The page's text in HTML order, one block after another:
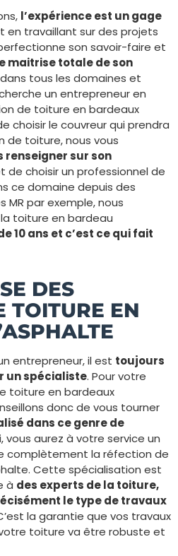
l’expérience est un gage
en travaillant sur des projets
son savoir-faire et
maitrise totale de son
tous les domaines et
un entrepreneur en
de toiture en bardeaux
choisir le couvreur qui prendra
de toiture, nous vous
renseigner sur son
de choisir un professionnel de
ce domaine depuis des
MR par exemple, nous
toiture en bardeau
10 ans et c’est ce qui fait
DES
TOITURE EN
entrepreneur, il est toujours
un spécialiste. Pour votre
toiture en bardeaux
donc de vous tourner
dans ce genre de
vous aurez à votre service un
complètement la réfection de
Cette spécialisation est
à des experts de la toiture,
le type de travaux
la garantie que vos travaux
toiture va être robuste et